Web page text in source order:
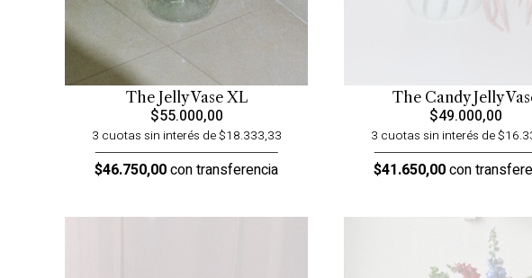
The Jelly Vase XL
$55.000,00
3 cuotas sin interés de $18.333,33
$46.750,00con transferencia
The Candy Jelly
$49.000,00
3 cuotas sin interés de
$41.650,00con